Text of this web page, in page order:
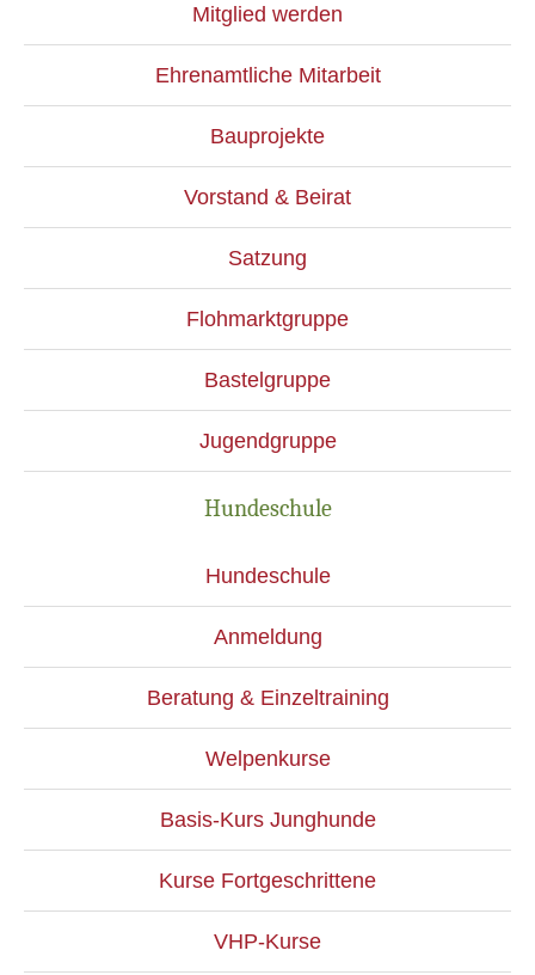
Mitglied werden
Ehrenamtliche Mitarbeit
Bauprojekte
Vorstand & Beirat
Satzung
Flohmarktgruppe
Bastelgruppe
Jugendgruppe
Hundeschule
Hundeschule
Anmeldung
Beratung & Einzeltraining
Welpenkurse
Basis-Kurs Junghunde
Kurse Fortgeschrittene
VHP-Kurse